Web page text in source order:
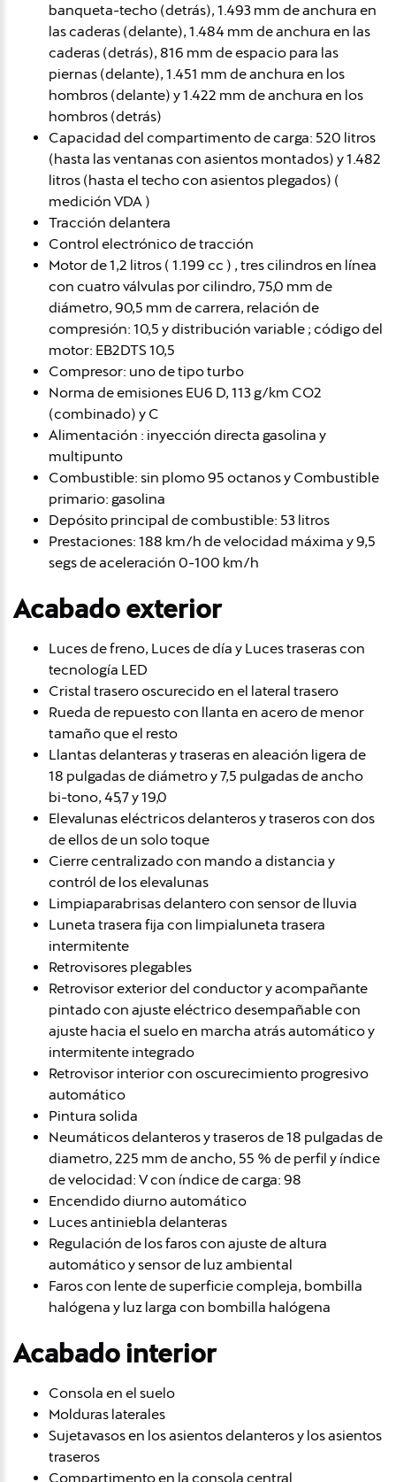
banqueta-techo (detrás), 1.493 mm de anchura en
las caderas (delante), 1.484 mm de anchura en las
caderas (detrás), 816 mm de espacio para las
piernas (delante), 1.451 mm de anchura en los
hombros (delante) y 1.422 mm de anchura en los
hombros (detrás)
Capacidad del compartimento de carga: 520 litros
(hasta las ventanas con asientos montados) y 1.482
litros (hasta el techo con asientos plegados) (
medición VDA )
Tracción delantera
Control electrónico de tracción
Motor de 1,2 litros ( 1.199 cc ) , tres cilindros en línea
con cuatro válvulas por cilindro, 75,0 mm de
diámetro, 90,5 mm de carrera, relación de
compresión: 10,5 y distribución variable ; código del
motor: EB2DTS 10,5
Compresor: uno de tipo turbo
Norma de emisiones EU6 D, 113 g/km CO2
(combinado) y C
Alimentación : inyección directa gasolina y
multipunto
Combustible: sin plomo 95 octanos y Combustible
primario: gasolina
Depósito principal de combustible: 53 litros
Prestaciones: 188 km/h de velocidad máxima y 9,5
segs de aceleración 0-100 km/h
Acabado exterior
Luces de freno, Luces de día y Luces traseras con
tecnología LED
Cristal trasero oscurecido en el lateral trasero
Rueda de repuesto con llanta en acero de menor
tamaño que el resto
Llantas delanteras y traseras en aleación ligera de
18 pulgadas de diámetro y 7,5 pulgadas de ancho
bi-tono, 45,7 y 19,0
Elevalunas eléctricos delanteros y traseros con dos
de ellos de un solo toque
Cierre centralizado con mando a distancia y
contról de los elevalunas
Limpiaparabrisas delantero con sensor de lluvia
Luneta trasera fija con limpialuneta trasera
intermitente
Retrovisores plegables
Retrovisor exterior del conductor y acompañante
pintado con ajuste eléctrico desempañable con
ajuste hacia el suelo en marcha atrás automático y
intermitente integrado
Retrovisor interior con oscurecimiento progresivo
automático
Pintura solida
Neumáticos delanteros y traseros de 18 pulgadas de
diametro, 225 mm de ancho, 55 % de perfil y índice
de velocidad: V con índice de carga: 98
Encendido diurno automático
Luces antiniebla delanteras
Regulación de los faros con ajuste de altura
automático y sensor de luz ambiental
Faros con lente de superficie compleja, bombilla
halógena y luz larga con bombilla halógena
Acabado interior
Consola en el suelo
Molduras laterales
Sujetavasos en los asientos delanteros y los asientos
traseros
Compartimento en la consola central